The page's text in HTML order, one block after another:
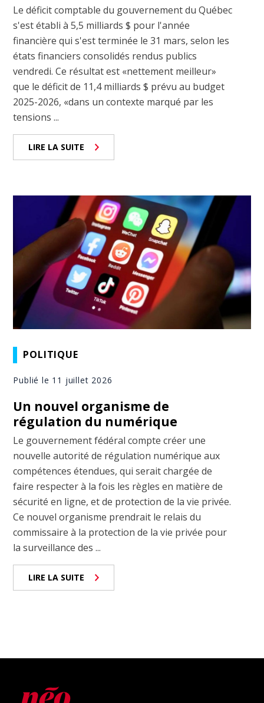
Le déficit comptable du gouvernement du Québec
s'est établi à 5,5 milliards $ pour l'année
financière qui s'est terminée le 31 mars, selon les
états financiers consolidés rendus publics
vendredi. Ce résultat est «nettement meilleur»
que le déficit de 11,4 milliards $ prévu au budget
2025-2026, «dans un contexte marqué par les
tensions ...
LIRE LA SUITE
POLITIQUE
Publié le 11 juillet 2026
Un nouvel organisme de
régulation du numérique
Le gouvernement fédéral compte créer une
nouvelle autorité de régulation numérique aux
compétences étendues, qui serait chargée de
faire respecter à la fois les règles en matière de
sécurité en ligne, et de protection de la vie privée.
Ce nouvel organisme prendrait le relais du
commissaire à la protection de la vie privée pour
la surveillance des ...
LIRE LA SUITE